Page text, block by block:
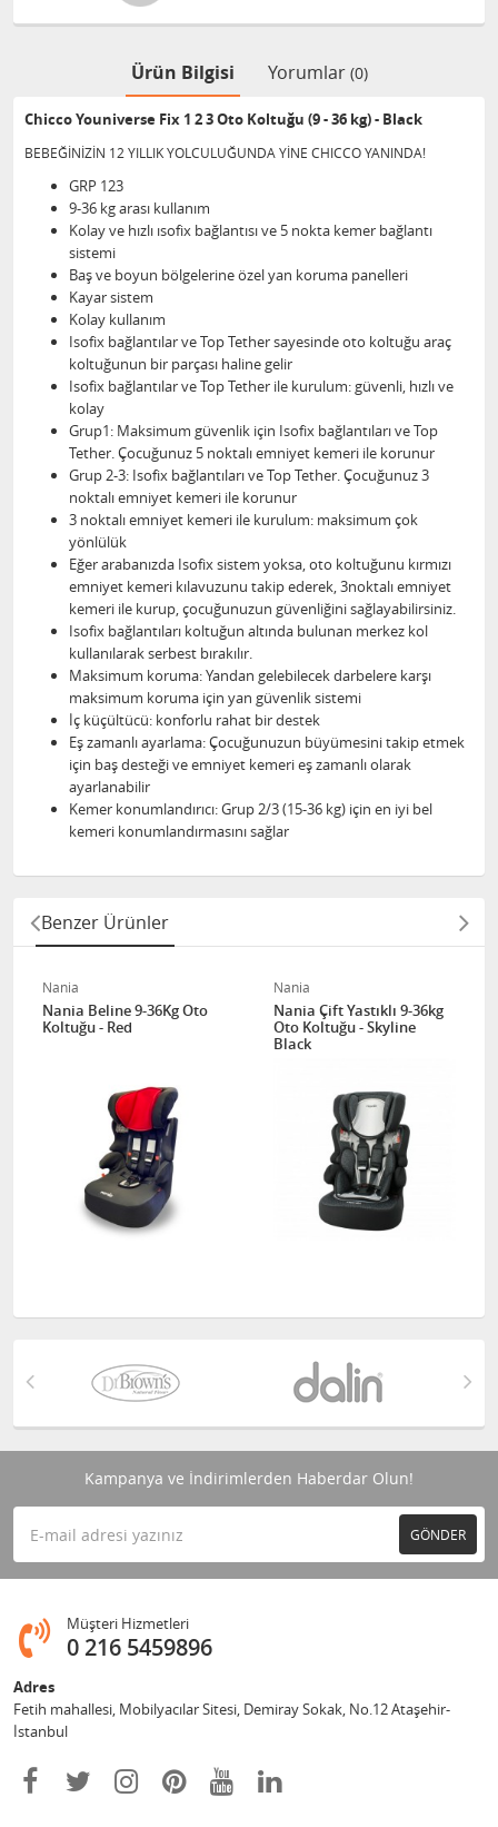
Ürün Bilgisi Yorumlar (0)
Chicco Youniverse Fix 1 2 3 Oto Koltuğu (9 - 36 kg) - Black
BEBEĞİNİZİN 12 YILLIK YOLCULUĞUNDA YİNE CHICCO YANINDA!​
GRP 123
9-36 kg arası kullanım
Kolay ve hızlı ısofix bağlantısı ve 5 nokta kemer bağlantı
sistemi
Baş ve boyun bölgelerine özel yan koruma panelleri
Kayar sistem
Kolay kullanım
Isofix bağlantılar ve Top Tether sayesinde oto koltuğu araç
koltuğunun bir parçası haline gelir
Isofix bağlantılar ve Top Tether ile kurulum: güvenli, hızlı ve
kolay
Grup1: Maksimum güvenlik için Isofix bağlantıları ve Top
Tether. Çocuğunuz 5 noktalı emniyet kemeri ile korunur
Grup 2-3: Isofix bağlantıları ve Top Tether. Çocuğunuz 3
noktalı emniyet kemeri ile korunur
3 noktalı emniyet kemeri ile kurulum: maksimum çok
yönlülük
Eğer arabanızda Isofix sistem yoksa, oto koltuğunu kırmızı
emniyet kemeri kılavuzunu takip ederek, 3noktalı emniyet
kemeri ile kurup, çocuğunuzun güvenliğini sağlayabilirsiniz.
Isofix bağlantıları koltuğun altında bulunan merkez kol
kullanılarak serbest bırakılır.
Maksimum koruma: Yandan gelebilecek darbelere karşı
maksimum koruma için yan güvenlik sistemi
İç küçültücü: konforlu rahat bir destek
Eş zamanlı ayarlama: Çocuğunuzun büyümesini takip etmek
için baş desteği ve emniyet kemeri eş zamanlı olarak
ayarlanabilir
Kemer konumlandırıcı: Grup 2/3 (15-36 kg) için en iyi bel
kemeri konumlandırmasını sağlar
Benzer Ürünler
Nania
Nania Beline 9-36Kg Oto
Koltuğu - Red
Nania
Nania Çift Yastıklı 9-36kg
Oto Koltuğu - Skyline
Black
Kampanya ve İndirimlerden Haberdar Olun!
GÖNDER
Müşteri Hizmetleri
0 216 5459896
Adres
Fetih mahallesi, Mobilyacılar Sitesi, Demiray Sokak, No.12 Ataşehir-
İstanbul